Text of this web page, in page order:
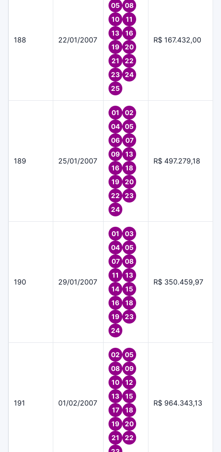
188 22/01/2007
05
08
10
11
13
16
19
20
21
22
23
24
25
R$ 167.432,00
189 25/01/2007
01
02
04
05
06
07
09
13
16
18
19
20
22
23
24
R$ 497.279,18
190 29/01/2007
01
03
04
05
07
08
11
13
14
15
16
18
19
23
24
R$ 350.459,97
191 01/02/2007
02
05
08
09
10
12
13
15
17
18
19
20
21
22
R$ 964.343,13